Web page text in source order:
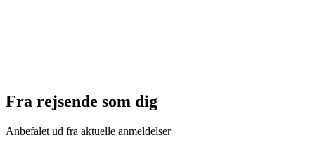
Fra rejsende som dig
Anbefalet ud fra aktuelle anmeldelser